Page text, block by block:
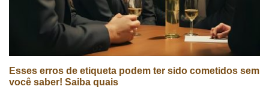
Esses erros de etiqueta podem ter sido cometidos sem
você saber! Saiba quais